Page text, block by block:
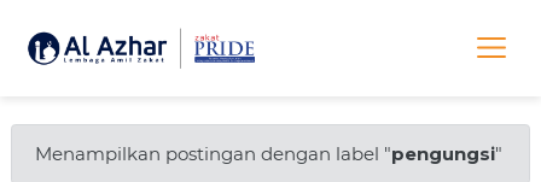
Menampilkan postingan dengan label "pengungsi"